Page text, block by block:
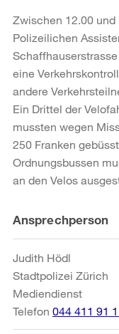
Zwischen 12.00
Polizeilichen
eine
andere
Ein Drittel der
mussten wegen
250 Franken
Ordnungsbussen
an den Velos
Weitere
Informationen
Ansprechperson
Judith Hödl
Stadtpolizei Zürich
Mediendienst
Telefon 044 411 91